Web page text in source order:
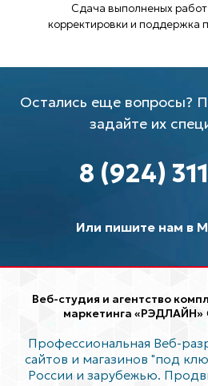
Сдача выполненых
корректировки и поддержка
Остались еще вопросы?
задайте их
8 (924)
Или пишите нам в
Веб-студия и агентство
маркетинга «РЭДЛАЙН»
Профессиональная Веб-
сайтов и магазинов "под
России и зарубежью.